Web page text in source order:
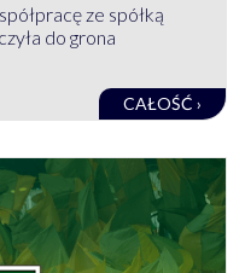
ze spółką
do grona
CAŁOŚĆ ›